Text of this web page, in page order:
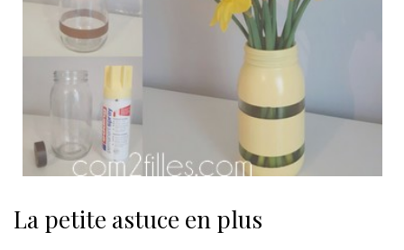
La petite astuce en plus